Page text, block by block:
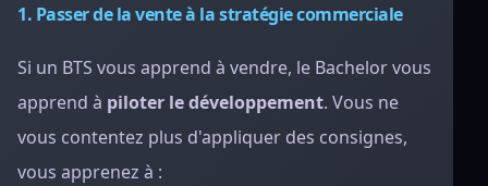
1. Passer de la vente à la stratégie commerciale
Si un BTS vous apprend à vendre, le Bachelor vous
apprend à piloter le développement. Vous ne
vous contentez plus d'appliquer des consignes,
vous apprenez à :